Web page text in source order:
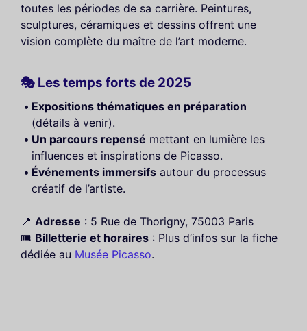
toutes les périodes de sa carrière. Peintures,
sculptures, céramiques et dessins offrent une
vision complète du maître de l’art moderne.
🎭 Les temps forts de 2025
Expositions thématiques en préparation
(détails à venir).
Un parcours repensé mettant en lumière les
influences et inspirations de Picasso.
Événements immersifs autour du processus
créatif de l’artiste.
📍 Adresse : 5 Rue de Thorigny, 75003 Paris
🎟️ Billetterie et horaires : Plus d’infos sur la fiche
dédiée au Musée Picasso.